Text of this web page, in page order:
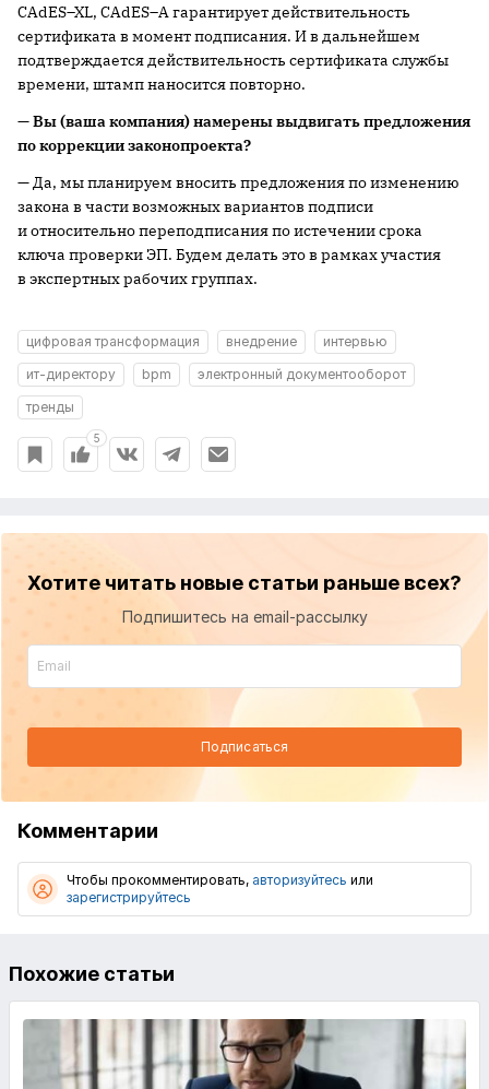
CAdES–XL, CAdES–A гарантирует действительность
сертификата в момент подписания. И в дальнейшем
подтверждается действительность сертификата службы
времени, штамп наносится повторно.
— Вы (ваша компания) намерены выдвигать предложения
по коррекции законопроекта?
— Да, мы планируем вносить предложения по изменению
закона в части возможных вариантов подписи
и относительно переподписания по истечении срока
ключа проверки ЭП. Будем делать это в рамках участия
в экспертных рабочих группах.
цифровая трансформация внедрение
интервью
ит-директору
bpm
электронный документооборот
тренды
5
Хотите читать новые статьи раньше всех?
Подпишитесь на email-рассылку
Подписаться
Комментарии
Чтобы прокомментировать, авторизуйтесь или
зарегистрируйтесь
Похожие статьи